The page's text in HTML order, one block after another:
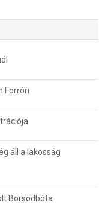
Forrón
áll a lakosság
Borsodbóta